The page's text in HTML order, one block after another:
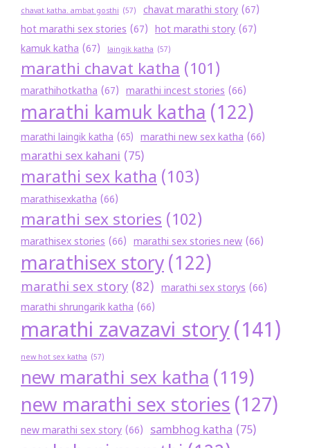
chavat katha. ambat gosthi (57) chavat marathi story (67)
hot marathi sex stories (67) hot marathi story (67)
kamuk katha (67) laingik katha (57)
marathi chavat katha (101)
marathihotkatha (67) marathi incest stories (66)
marathi kamuk katha (122)
marathi laingik katha (65) marathi new sex katha (66)
marathi sex kahani (75)
marathi sex katha (103)
marathisexkatha (66)
marathi sex stories (102)
marathisex stories (66) marathi sex stories new (66)
marathisex story (122)
marathi sex story (82) marathi sex storys (66)
marathi shrungarik katha (66)
marathi zavazavi story(141)
new hot sex katha (57)
new marathi sex katha (119)
new marathi sex stories(127)
new marathi sex story (66) sambhog katha (75)